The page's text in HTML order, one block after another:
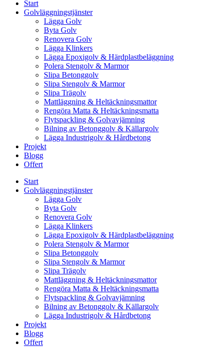
Start
Golvläggningstjänster
Lägga Golv
Byta Golv
Renovera Golv
Lägga Klinkers
Lägga Epoxigolv & Härdplastbeläggning
Polera Stengolv & Marmor
Slipa Betonggolv
Slipa Stengolv & Marmor
Slipa Trägolv
Mattläggning & Heltäckningsmattor
Rengöra Matta & Heltäckningsmatta
Flytspackling & Golvavjämning
Bilning av Betonggolv & Källargolv
Lägga Industrigolv & Hårdbetong
Projekt
Blogg
Offert
Start
Golvläggningstjänster
Lägga Golv
Byta Golv
Renovera Golv
Lägga Klinkers
Lägga Epoxigolv & Härdplastbeläggning
Polera Stengolv & Marmor
Slipa Betonggolv
Slipa Stengolv & Marmor
Slipa Trägolv
Mattläggning & Heltäckningsmattor
Rengöra Matta & Heltäckningsmatta
Flytspackling & Golvavjämning
Bilning av Betonggolv & Källargolv
Lägga Industrigolv & Hårdbetong
Projekt
Blogg
Offert